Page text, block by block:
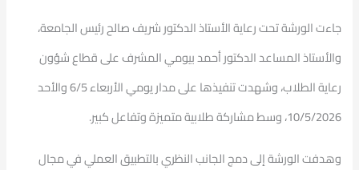
جاءت الورشة تحت رعاية الأستاذ الدكتور شريف صالح رئيس الجامعة،
والأستاذ المساعد الدكتور أحمد بيومي المشرف على قطاع شؤون
رعاية الطلاب، وشهدت تنفيذها على مدار يومي الأربعاء 6/5 والأحد
10/5/2026، وسط مشاركة طلابية متميزة وتفاعل كبير.
وهدفت الورشة إلى دمج الجانب النظري بالتطبيق العملي في مجال